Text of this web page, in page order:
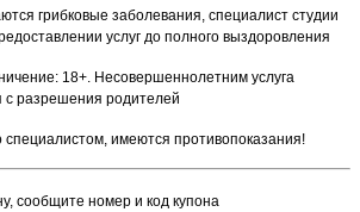
грибковые заболевания, специалист студии
услуг до полного выздоровления
18+. Несовершеннолетним услуга
с разрешения родителей
специалистом, имеются противопоказания!
сообщите номер и код купона